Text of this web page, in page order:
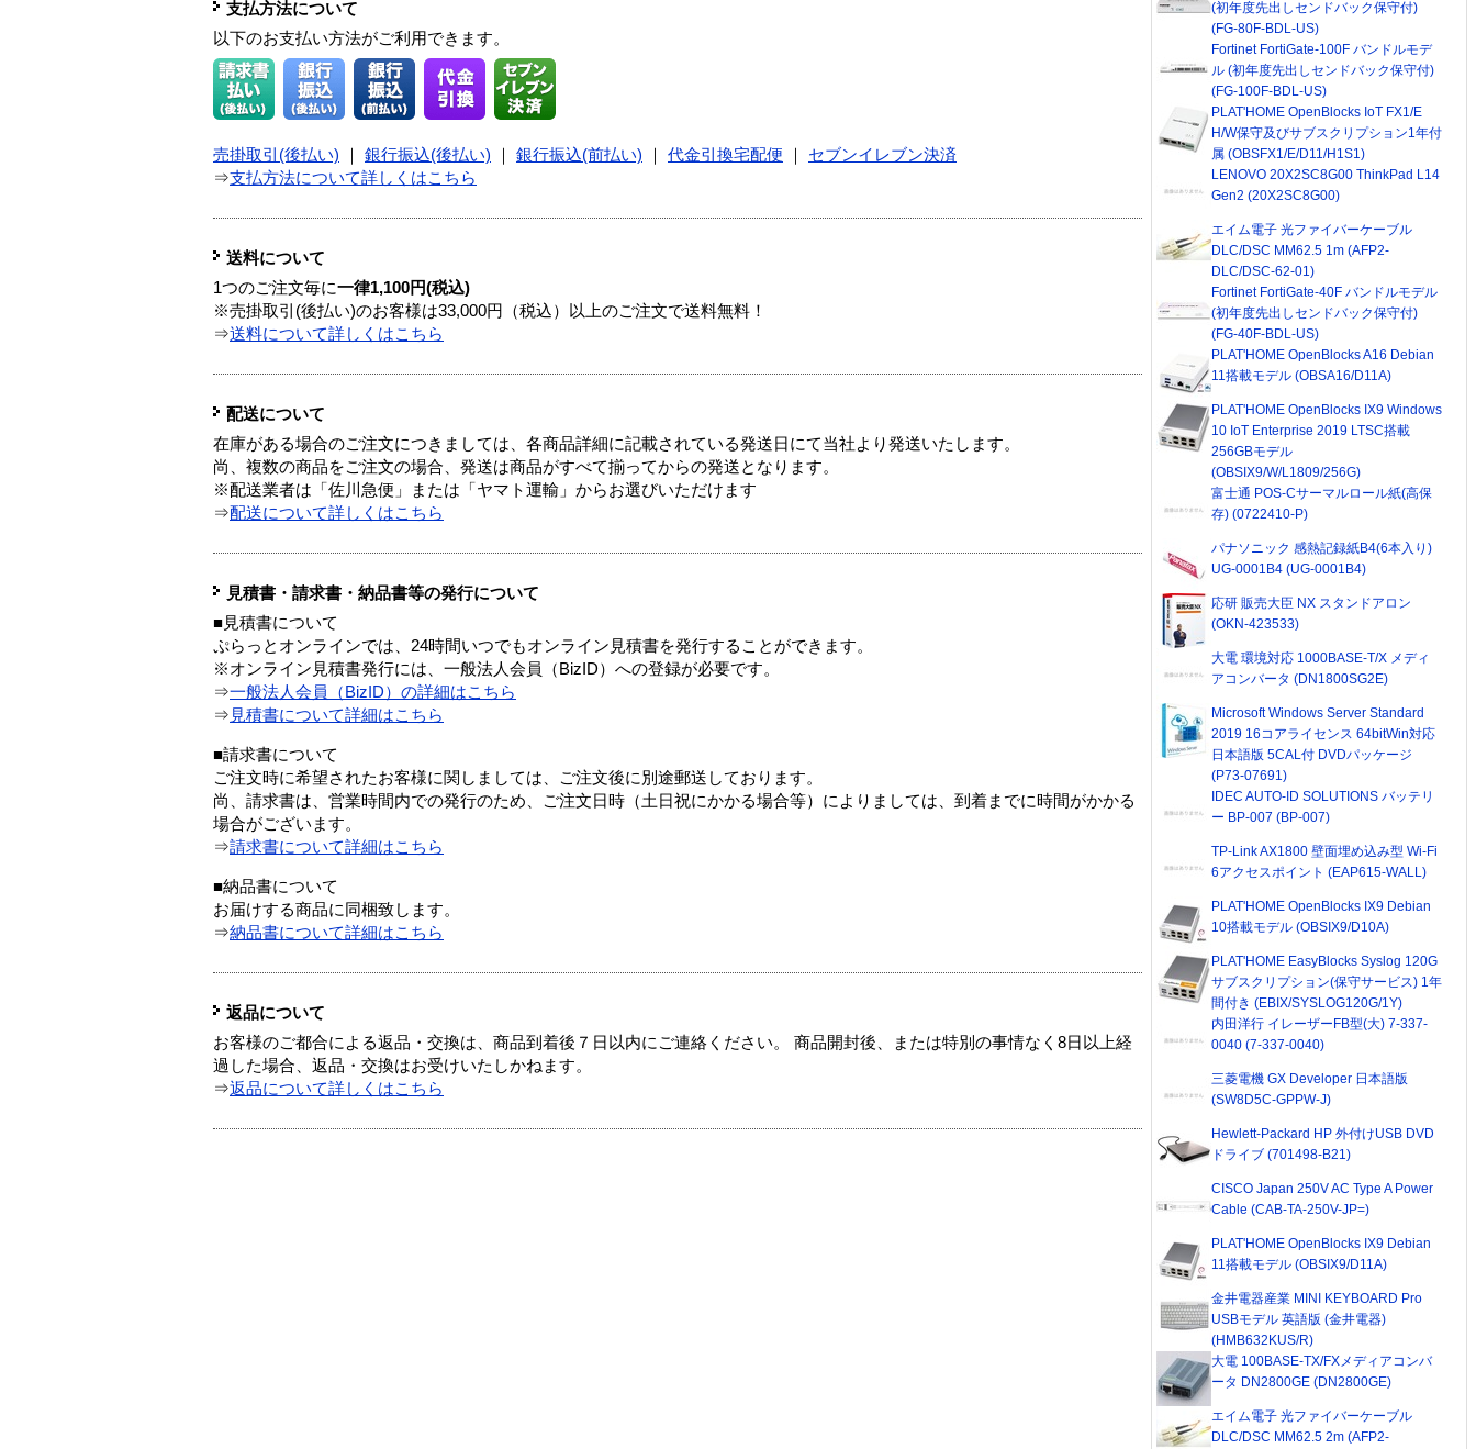
支払方法について
以下のお支払い方法がご利用できます。
売掛取引(後払い) 銀行振込(後払い) 銀行振込(前払い) 代金引換宅配便
セブンイレブン決済
⇒支払方法について詳しくはこちら
送料について
1つのご注文毎に一律1,100円(税込)
※売掛取引(後払い)のお客様は33,000円（税込）以上のご注文で送料無料！
⇒送料について詳しくはこちら
配送について
在庫がある場合のご注文につきましては、各商品詳細に記載されている発送日にて当社より発送いたします。
尚、複数の商品をご注文の場合、発送は商品がすべて揃ってからの発送となります。
※配送業者は「佐川急便」または「ヤマト運輸」からお選びいただけます
⇒配送について詳しくはこちら
見積書・請求書・納品書等の発行について
■見積書について
ぷらっとオンラインでは、24時間いつでもオンライン見積書を発行することができます。
※オンライン見積書発行には、一般法人会員（BizID）への登録が必要です。
⇒一般法人会員（BizID）の詳細はこちら
⇒ 見積書について詳細はこちら
■請求書について
ご注文時に希望されたお客様に関しましては、ご注文後に別途郵送しております。
尚、請求書は、営業時間内での発行のため、ご注文日時（土日祝にかかる場合等）によりましては、到着までに時間がかかる
場合がございます。
⇒請求書について詳細はこちら
■納品書について
お届けする商品に同梱致します。
⇒納品書について詳細はこちら
返品について
お客様のご都合による返品・交換は、商品到着後７日以内にご連絡ください。 商品開封後、または特別の事情なく8日以上経
過した場合、返品・交換はお受けいたしかねます。
⇒返品について詳しくはこちら
(初年度先出しセンドバック保守付)
(FG-80F-BDL-US)
Fortinet FortiGate-100F バンドルモデ
ル (初年度先出しセンドバック保守付)
(FG-100F-BDL-US)
PLAT'HOME OpenBlocks IoT FX1/E
H/W保守及びサブスクリプション1年付
属 (OBSFX1/E/D11/H1S1)
LENOVO 20X2SC8G00 ThinkPad L14
Gen2 (20X2SC8G00)
エイム電子 光ファイバーケーブル
DLC/DSC MM62.5 1m (AFP2-
DLC/DSC-62-01)
Fortinet FortiGate-40F バンドルモデル
(初年度先出しセンドバック保守付)
(FG-40F-BDL-US)
PLAT'HOME OpenBlocks A16 Debian
11搭載モデル (OBSA16/D11A)
PLAT'HOME OpenBlocks IX9 Windows
10 IoT Enterprise 2019 LTSC搭載
256GBモデル
(OBSIX9/W/L1809/256G)
富士通 POS-Cサーマルロール紙(高保
存) (0722410-P)
パナソニック 感熱記録紙B4(6本入り)
UG-0001B4 (UG-0001B4)
応研 販売大臣 NX スタンドアロン
(OKN-423533)
大電 環境対応 1000BASE-T/X メディ
アコンバータ (DN1800SG2E)
Microsoft Windows Server Standard
2019 16コアライセンス 64bitWin対応
日本語版 5CAL付 DVDパッケージ
(P73-07691)
IDEC AUTO-ID SOLUTIONS バッテリ
ー BP-007 (BP-007)
TP-Link AX1800 壁面埋め込み型 Wi-Fi
6アクセスポイント (EAP615-WALL)
PLAT'HOME OpenBlocks IX9 Debian
10搭載モデル (OBSIX9/D10A)
PLAT'HOME EasyBlocks Syslog 120G
サブスクリプション(保守サービス) 1年
間付き (EBIX/SYSLOG120G/1Y)
内田洋行 イレーザーFB型(大) 7-337-
0040 (7-337-0040)
三菱電機 GX Developer 日本語版
(SW8D5C-GPPW-J)
Hewlett-Packard HP 外付けUSB DVD
ドライブ (701498-B21)
CISCO Japan 250V AC Type A Power
Cable (CAB-TA-250V-JP=)
PLAT'HOME OpenBlocks IX9 Debian
11搭載モデル (OBSIX9/D11A)
金井電器産業 MINI KEYBOARD Pro
USBモデル 英語版 (金井電器)
(HMB632KUS/R)
大電 100BASE-TX/FXメディアコンバ
ータ DN2800GE (DN2800GE)
エイム電子 光ファイバーケーブル
DLC/DSC MM62.5 2m (AFP2-